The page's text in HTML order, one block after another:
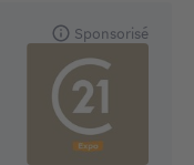
Sponsorisé